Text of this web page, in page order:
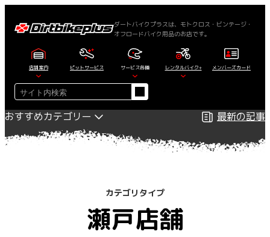
ダートバイクプラスは、モトクロス・ビンテージ・
オフロードバイク用品のお店です。
店舗案内 ピットサービス サービス各種 レンタルバイク+ メンバーズカード
検
索
おすすめカテゴリー
最新の記事
カテゴリタイプ
瀬戸店舗